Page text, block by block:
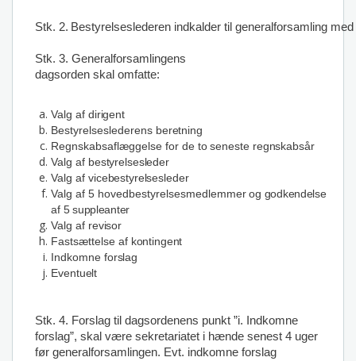
Stk. 2. Bestyrelseslederen indkalder til generalforsamling med
Stk. 3. Generalforsamlingens
dagsorden skal omfatte:
Valg af dirigent
Bestyrelseslederens beretning
Regnskabsaflæggelse for de to seneste regnskabsår
Valg af bestyrelsesleder
Valg af vicebestyrelsesleder
Valg af 5 hovedbestyrelsesmedlemmerog godkendelse
af 5 suppleanter
Valg af revisor
Fastsættelse af kontingent
Indkomne forslag
Eventuelt
Stk. 4. Forslag til dagsordenens punkt ”i. Indkomne
forslag”, skal være sekretariatet i hænde senest 4 uger
før generalforsamlingen. Evt. indkomne forslag